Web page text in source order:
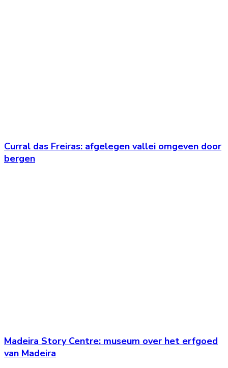
Curral das Freiras: afgelegen vallei omgeven door
bergen
Madeira Story Centre: museum over het erfgoed
van Madeira